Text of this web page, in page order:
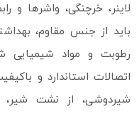
لاینر، خرچنگی، واشرها
باید از جنس مقاوم،
رطوبت و مواد شیمیایی
اتصالات استاندارد و
شیردوشی، از نشت شیر،